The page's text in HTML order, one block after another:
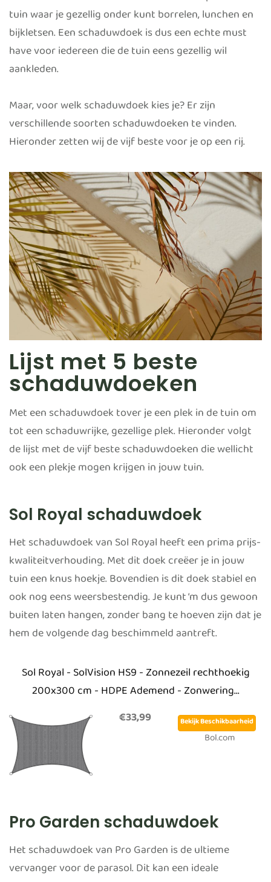
tuin waar je gezellig onder kunt borrelen, lunchen en
bijkletsen. Een schaduwdoek is dus een echte must
have voor iedereen die de tuin eens gezellig wil
aankleden.
Maar, voor welk schaduwdoek kies je? Er zijn
verschillende soorten schaduwdoeken te vinden.
Hieronder zetten wij de vijf beste voor je op een rij.
Lijst met 5 beste
schaduwdoeken
Met een schaduwdoek tover je een plek in de tuin om
tot een schaduwrijke, gezellige plek. Hieronder volgt
de lijst met de vijf beste schaduwdoeken die wellicht
ook een plekje mogen krijgen in jouw tuin.
Sol Royal schaduwdoek
Het schaduwdoek van Sol Royal heeft een prima prijs-
kwaliteitverhouding. Met dit doek creëer je in jouw
tuin een knus hoekje. Bovendien is dit doek stabiel en
ook nog eens weersbestendig. Je kunt ‘m dus gewoon
buiten laten hangen, zonder bang te hoeven zijn dat je
hem de volgende dag beschimmeld aantreft.
Sol Royal - SolVision HS9 - Zonnezeil rechthoekig
200x300 cm - HDPE Ademend - Zonwering...
€33,99
Bekijk Beschikbaarheid
Bol.com
Pro Garden schaduwdoek
Het schaduwdoek van Pro Garden is de ultieme
vervanger voor de parasol. Dit kan een ideale